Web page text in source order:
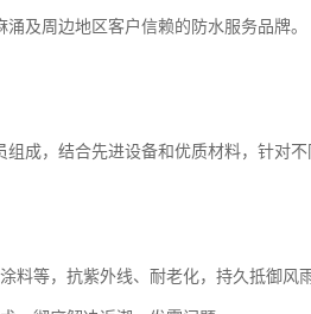
及周边地区客户信赖的防水服务品牌。
成，结合先进设备和优质材料，针对不
料等，抗紫外线、耐老化，持久抵御风